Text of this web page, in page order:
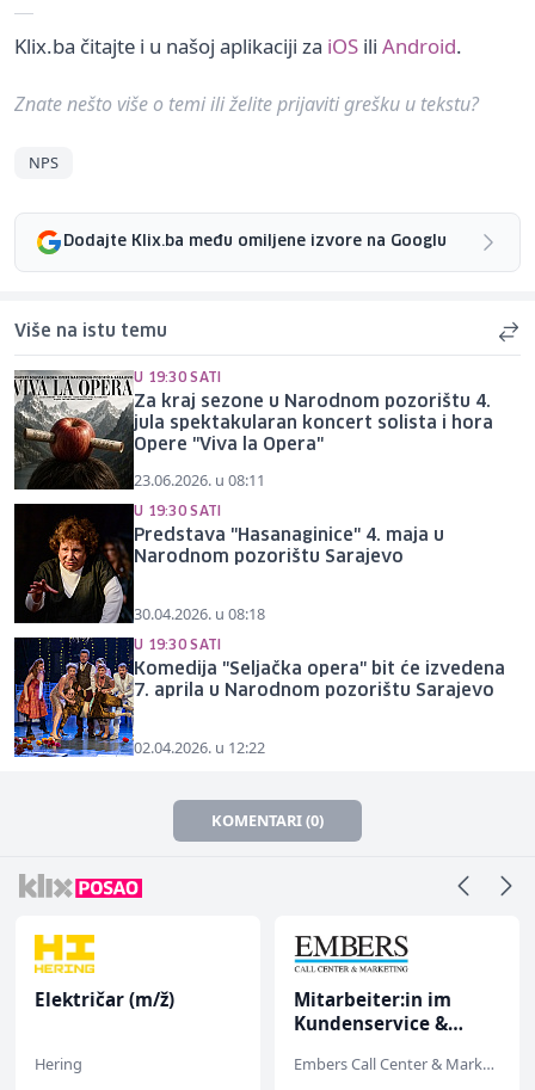
Klix.ba čitajte i u našoj aplikaciji za iOS ili Android.
Znate nešto više o temi ili želite prijaviti grešku u tekstu?
NPS
Dodajte Klix.ba među omiljene izvore na Googlu
Više na istu temu
U 19:30 SATI
Za kraj sezone u Narodnom pozorištu 4.
jula spektakularan koncert solista i hora
Opere "Viva la Opera"
23.06.2026. u 08:11
U 19:30 SATI
Predstava "Hasanaginice" 4. maja u
Narodnom pozorištu Sarajevo
30.04.2026. u 08:18
U 19:30 SATI
Komedija "Seljačka opera" bit će izvedena
7. aprila u Narodnom pozorištu Sarajevo
02.04.2026. u 12:22
KOMENTARI (0)
Električar (m/ž)
Hering
Mitarbeiter:in im
Kundenservice &
Embers Call Center & Marketing